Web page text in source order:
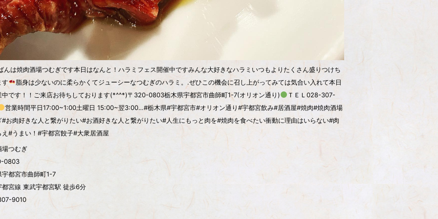
んは焼肉酒場つむぎです本日はなんと！ハラミフェス開催中ですみんな大好きなハラミ いつもよりたくさん盛りつけち
す
脂身は少ないのに柔らかくてジューシーなつむぎのハラミ。.ぜひこの機会に召し上がってみては気合い入れて本日
中です！！ご来店お待ちしております(*^^*)〒320-0803栃木県宇都宮市曲師町1-7(オリオン通り)
ＴＥＬ028-307-
営業時間平日17:00~1:00土曜日 15:00~翌3:00…#栃木県#宇都宮市#オリオン通り#宇都宮飲み#居酒屋#焼肉#焼肉酒場
#お肉好きな人と繋がりたい#お酒好きな人と繋がりたい#人生にもっと肉を#焼肉を食べたい衝動に理由はいらない#肉
え#うまい！#宇都宮餃子#大衆居酒屋
場つむぎ
0803
宇都宮市曲師町1-7
都宮線 東武宇都宮駅 徒歩6分
9010